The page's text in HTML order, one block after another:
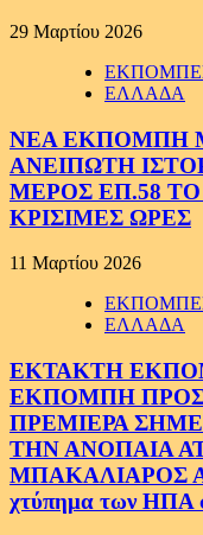
29 Μαρτίου 2026
ΕΛΛΑΔΑ
ΝΕΑ ΕΚΠΟΜΠΗ
ΑΝΕΙΠΩΤΗ
ΜΕΡΟΣ ΕΠ.58
ΚΡΙΣΙΜΕΣ ΩΡΕΣ
11 Μαρτίου 2026
ΕΛΛΑΔΑ
ΕΚΤΑΚΤΗ
ΕΚΠΟΜΠΗ
ΠΡΕΜΙΕΡΑ
ΤΗΝ ΑΝΟΠΑΙΑ
ΜΠΑΚΑΛΙΑΡΟΣ
χτύπημα των ΗΠΑ